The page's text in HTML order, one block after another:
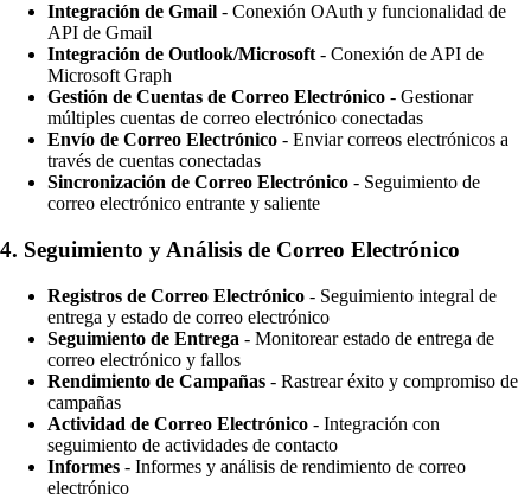
Integración de Gmail - Conexión OAuth y funcionalidad de
API de Gmail
Integración de Outlook/Microsoft - Conexión de API de
Microsoft Graph
Gestión de Cuentas de Correo Electrónico - Gestionar
múltiples cuentas de correo electrónico conectadas
Envío de Correo Electrónico - Enviar correos electrónicos a
través de cuentas conectadas
Sincronización de Correo Electrónico - Seguimiento de
correo electrónico entrante y saliente
4. Seguimiento y Análisis de Correo Electrónico
Registros de Correo Electrónico - Seguimiento integral de
entrega y estado de correo electrónico
Seguimiento de Entrega - Monitorear estado de entrega de
correo electrónico y fallos
Rendimiento de Campañas - Rastrear éxito y compromiso de
campañas
Actividad de Correo Electrónico - Integración con
seguimiento de actividades de contacto
Informes - Informes y análisis de rendimiento de correo
electrónico